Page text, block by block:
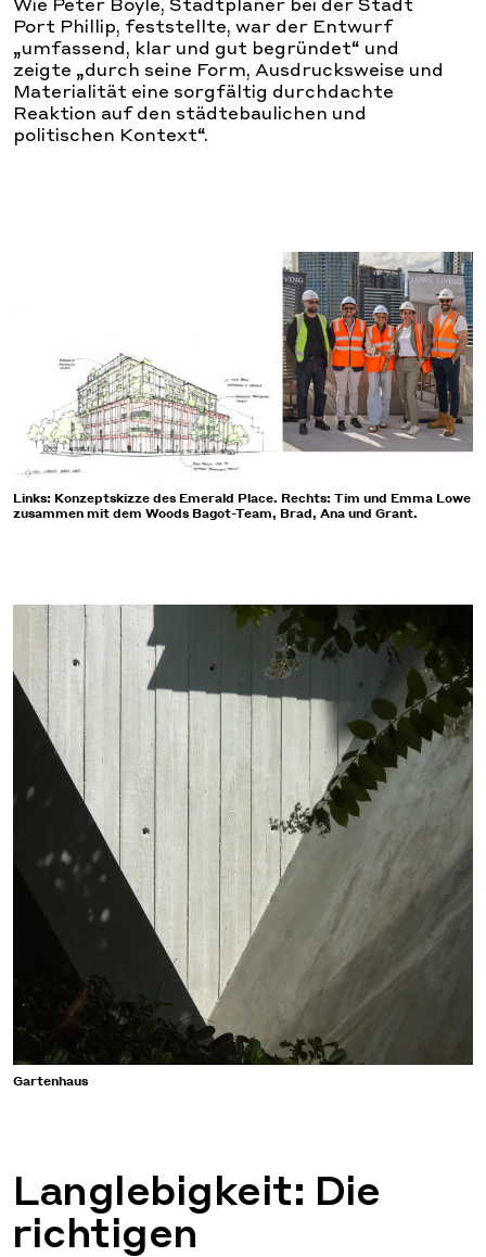
Wie Peter Boyle, Stadtplaner bei der Stadt
Port Phillip, feststellte, war der Entwurf
„umfassend, klar und gut begründet“ und
zeigte „durch seine Form, Ausdrucksweise und
Materialität eine sorgfältig durchdachte
Reaktion auf den städtebaulichen und
politischen Kontext“.
Links: Konzeptskizze des Emerald Place. Rechts: Tim und Emma Lowe
zusammen mit dem Woods Bagot-Team, Brad, Ana und Grant.
Gartenhaus
Langlebigkeit: Die
richtigen